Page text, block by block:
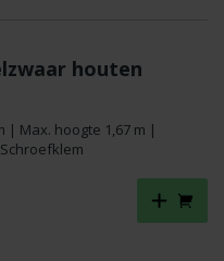
houten
| Max. hoogte 1,67 m |